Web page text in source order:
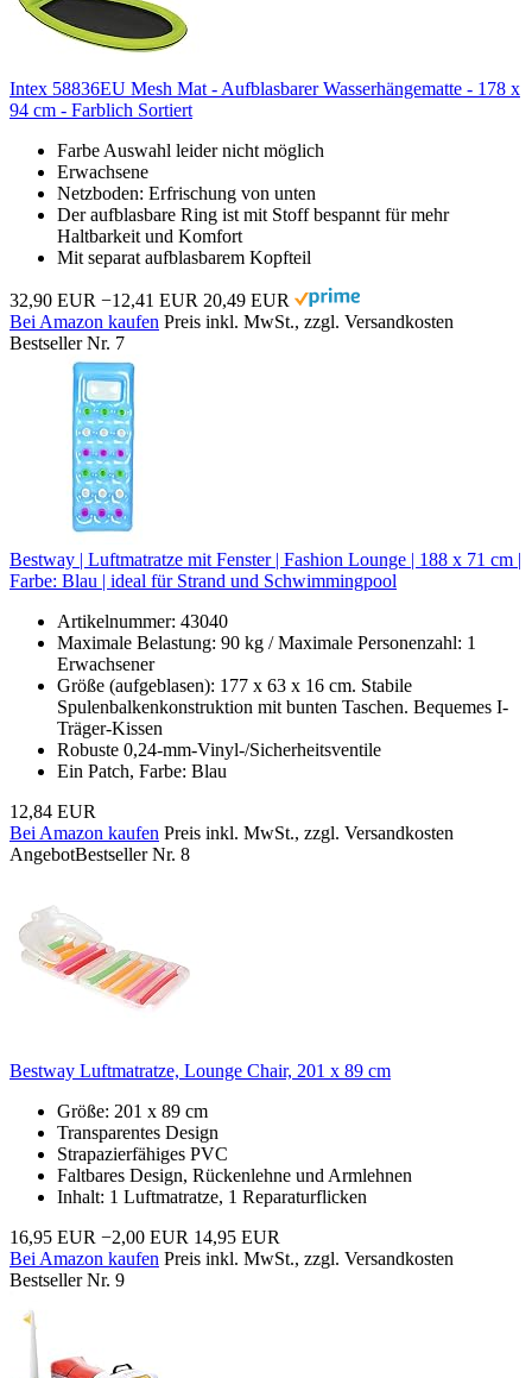
Intex 58836EU Mesh Mat - Aufblasbarer Wasserhängematte - 178 x
94 cm - Farblich Sortiert
Farbe Auswahl leider nicht möglich
Erwachsene
Netzboden: Erfrischung von unten
Der aufblasbare Ring ist mit Stoff bespannt für mehr
Haltbarkeit und Komfort
Mit separat aufblasbarem Kopfteil
32,90 EUR −12,41 EUR 20,49 EUR
Bei Amazon kaufen Preis inkl. MwSt., zzgl. Versandkosten
Bestseller Nr. 7
Bestway | Luftmatratze mit Fenster | Fashion Lounge | 188 x 71 cm |
Farbe: Blau | ideal für Strand und Schwimmingpool
Artikelnummer: 43040
Maximale Belastung: 90 kg / Maximale Personenzahl: 1
Erwachsener
Größe (aufgeblasen): 177 x 63 x 16 cm. Stabile
Spulenbalkenkonstruktion mit bunten Taschen. Bequemes I-
Träger-Kissen
Robuste 0,24-mm-Vinyl-/Sicherheitsventile
Ein Patch, Farbe: Blau
12,84 EUR
Bei Amazon kaufen Preis inkl. MwSt., zzgl. Versandkosten
AngebotBestseller Nr. 8
Bestway Luftmatratze, Lounge Chair, 201 x 89 cm
Größe: 201 x 89 cm
Transparentes Design
Strapazierfähiges PVC
Faltbares Design, Rückenlehne und Armlehnen
Inhalt: 1 Luftmatratze, 1 Reparaturflicken
16,95 EUR −2,00 EUR 14,95 EUR
Bei Amazon kaufen Preis inkl. MwSt., zzgl. Versandkosten
Bestseller Nr. 9